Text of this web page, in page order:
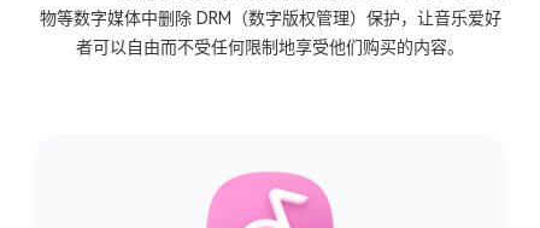
物等数字媒体中删除 DRM（数字版权管理）保护，让音乐爱好
者可以自由而不受任何限制地享受他们购买的内容。